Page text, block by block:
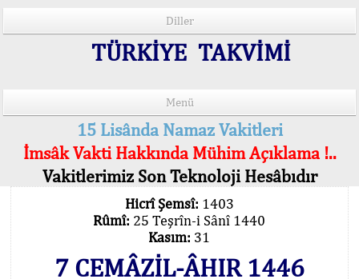
Diller
TÜRKİYE TAKVİMİ
Menü
15 Lisânda Namaz Vakitleri
İmsâk Vakti Hakkında Mühim Açıklama !..
Vakitlerimiz Son Teknoloji Hesâbıdır
Hicrî Şemsî: 1403
Rûmî: 25 Teşrîn-i Sânî 1440
Kasım: 31
7 CEMÂZİL-ÂHIR 1446